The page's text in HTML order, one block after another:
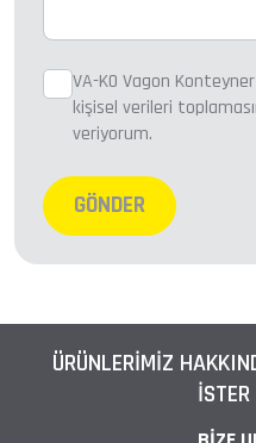
VA-KO Vagon
kişisel verileri
veriyorum.
GÖNDER
ÜRÜNLERİMİZ